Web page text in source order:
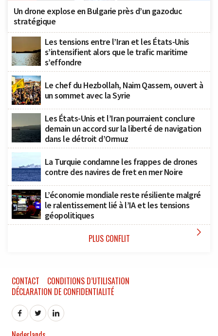
Un drone explose en Bulgarie près d’un gazoduc
stratégique
Les tensions entre l’Iran et les États-Unis
s’intensifient alors que le trafic maritime
s’effondre
Le chef du Hezbollah, Naim Qassem, ouvert à
un sommet avec la Syrie
Les États-Unis et l’Iran pourraient conclure
demain un accord sur la liberté de navigation
dans le détroit d’Ormuz
La Turquie condamne les frappes de drones
contre des navires de fret en mer Noire
L’économie mondiale reste résiliente malgré
le ralentissement lié à l’IA et les tensions
géopolitiques
PLUS CONFLIT 
CONTACT
CONDITIONS D’UTILISATION
DÉCLARATION DE CONFIDENTIALITÉ